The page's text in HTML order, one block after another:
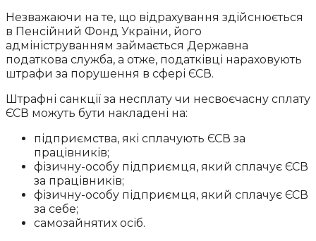
Незважаючи на те, що відрахування здійснюється
в Пенсійний Фонд України, його
адмініструванням займається Державна
податкова служба, а отже, податківці нараховують
штрафи за порушення в сфері ЄСВ.
Штрафні санкції за несплату чи несвоєчасну сплату
ЄСВ можуть бути накладені на:
підприємства, які сплачують ЄСВ за
працівників;
фізичну-особу підприємця, який сплачує ЄСВ
за працівників;
фізичну-особу підприємця, який сплачує ЄСВ
за себе;
самозайнятих осіб.